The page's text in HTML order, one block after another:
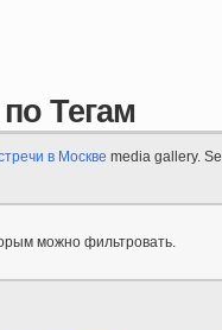
Тегам
в Москве media gallery.
можно фильтровать.